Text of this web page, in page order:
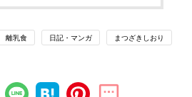
離乳食 日記・マンガ まつざきしおり